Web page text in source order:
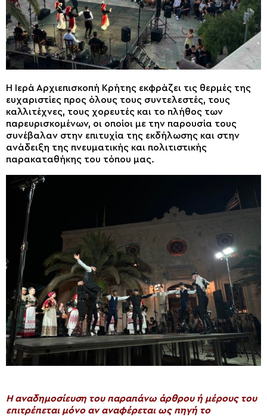
Η Ιερά Αρχιεπισκοπή Κρήτης εκφράζει τις θερμές της
ευχαριστίες προς όλους τους συντελεστές, τους
καλλιτέχνες, τους χορευτές και το πλήθος των
παρευρισκομένων, οι οποίοι με την παρουσία τους
συνέβαλαν στην επιτυχία της εκδήλωσης και στην
ανάδειξη της πνευματικής και πολιτιστικής
παρακαταθήκης του τόπου μας.
H αναδημοσίευση του παραπάνω άρθρου ή μέρους του
επιτρέπεται μόνο αν αναφέρεται ως πηγή το